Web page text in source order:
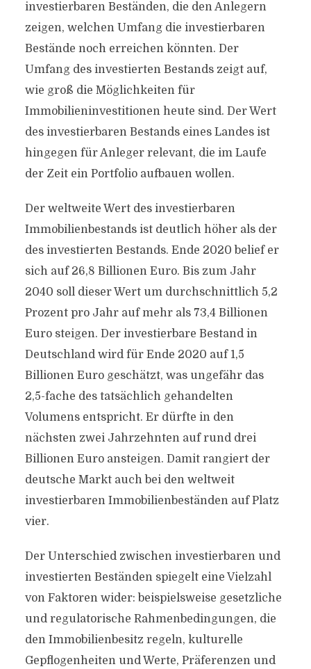
investierbaren Beständen, die den Anlegern
zeigen, welchen Umfang die investierbaren
Bestände noch erreichen könnten. Der
Umfang des investierten Bestands zeigt auf,
wie groß die Möglichkeiten für
Immobilieninvestitionen heute sind. Der Wert
des investierbaren Bestands eines Landes ist
hingegen für Anleger relevant, die im Laufe
der Zeit ein Portfolio aufbauen wollen.
Der weltweite Wert des investierbaren
Immobilienbestands ist deutlich höher als der
des investierten Bestands. Ende 2020 belief er
sich auf 26,8 Billionen Euro. Bis zum Jahr
2040 soll dieser Wert um durchschnittlich 5,2
Prozent pro Jahr auf mehr als 73,4 Billionen
Euro steigen. Der investierbare Bestand in
Deutschland wird für Ende 2020 auf 1,5
Billionen Euro geschätzt, was ungefähr das
2,5-fache des tatsächlich gehandelten
Volumens entspricht. Er dürfte in den
nächsten zwei Jahrzehnten auf rund drei
Billionen Euro ansteigen. Damit rangiert der
deutsche Markt auch bei den weltweit
investierbaren Immobilienbeständen auf Platz
vier.
Der Unterschied zwischen investierbaren und
investierten Beständen spiegelt eine Vielzahl
von Faktoren wider: beispielsweise gesetzliche
und regulatorische Rahmenbedingungen, die
den Immobilienbesitz regeln, kulturelle
Gepflogenheiten und Werte, Präferenzen und